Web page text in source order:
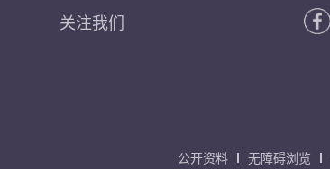
关注我们
公开资料 无障碍浏览